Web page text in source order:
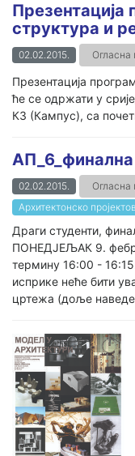
Презентација
структура и
02.02.2015. Огласна
Презентација
ће се одржати у
К3 (Кампус), са
АП_6_финална
02.02.2015.
Огласна
Архитектонско
Драги студенти,
ПОНЕДЈЕЉАК 9.
термину 16:00 -
исприке неће бити
цртежа (доље